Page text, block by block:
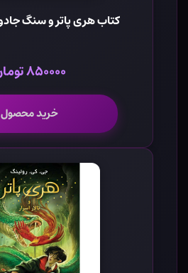
کتاب هری پاتر و سنگ
۸۵۰۰۰۰ تومان
خرید محصول